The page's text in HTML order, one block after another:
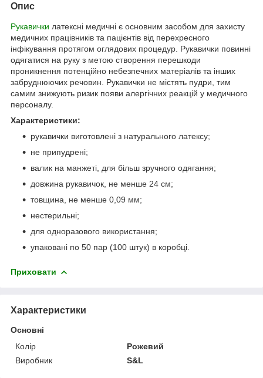
Опис
Рукавички латексні медичні є основним засобом для захисту
медичних працівників та пацієнтів від перехресного
інфікування протягом оглядових процедур. Рукавички повинні
одягатися на руку з метою створення перешкоди
проникнення потенційно небезпечних матеріалів та інших
забруднюючих речовин. Рукавички не містять пудри, тим
самим знижують ризик появи алергічних реакцій у медичного
персоналу.
Характеристики:
рукавички виготовлені з натурального латексу;
не припудрені;
валик на манжеті, для більш зручного одягання;
довжина рукавичок, не менше 24 см;
товщина, не менше 0,09 мм;
нестерильні;
для одноразового використання;
упаковані по 50 пар (100 штук) в коробці.
Приховати
Характеристики
Основні
Колір
Рожевий
Виробник
S&L